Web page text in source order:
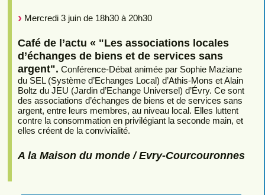
Mercredi 3 juin de 18h30 à 20h30
Café de l’actu « "Les associations locales
d’échanges de biens et de services sans
argent". Conférence-Débat animée par Sophie Maziane
du SEL (Système d’Echanges Local) d’Athis-Mons et Alain
Boltz du JEU (Jardin d’Echange Universel) d’Évry. Ce sont
des associations d’échanges de biens et de services sans
argent, entre leurs membres, au niveau local. Elles luttent
contre la consommation en privilégiant la seconde main, et
elles créent de la convivialité.
A la Maison du monde / Evry-Courcouronnes